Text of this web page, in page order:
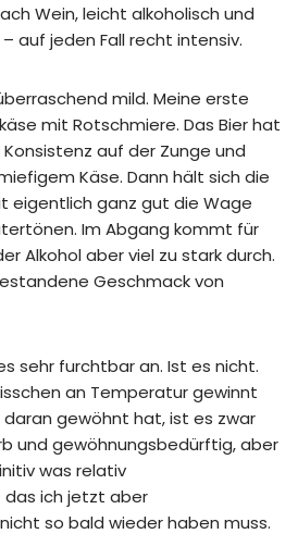
Wein, leicht alkoholisch und
auf jeden Fall recht intensiv.
mild. Meine erste
mit Rotschmiere. Das Bier hat
auf der Zunge und
Käse. Dann hält sich die
eigentlich ganz gut die Wage
Im Abgang kommt für
Alkohol aber viel zu stark durch.
Geschmack von
sehr furchtbar an. Ist es nicht.
an Temperatur gewinnt
gewöhnt hat, ist es zwar
und gewöhnungsbedürftig, aber
was relativ
das ich jetzt aber
so bald wieder haben muss.